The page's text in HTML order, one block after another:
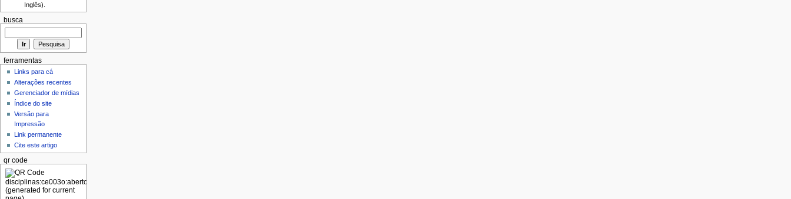
Inglês).
busca
ferramentas
Links para cá
Alterações recentes
Gerenciador de mídias
Índice do site
Versão para
Impressão
Link permanente
Cite este artigo
qr code